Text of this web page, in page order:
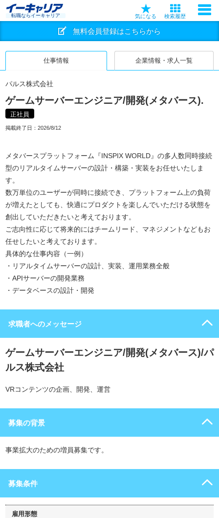
転職ならイーキャリア 気になる 検索履歴
無料会員登録はこちらから
仕事情報 企業情報・求人一覧
パルス株式会社
ゲームサーバーエンジニア/開発(メタバース).
正社員
掲載終了日： 2026/8/12
メタバースプラットフォーム『INSPIX WORLD』の多人数同時接続
型のリアルタイムサーバーの設計・構築・実装をお任せいたしま
す。
数万単位のユーザーが同時に接続でき、プラットフォーム上の負荷
が増えたとしても、快適にプロダクトを楽しんでいただける状態を
創出していただきたいと考えております。
ご志向性に応じて将来的にはチームリード、マネジメントなどもお
任せしたいと考えております。
具体的な仕事内容（一例）
・リアルタイムサーバーの設計、実装、運用業務全般
・APIサーバーの開発業務
・データベースの設計・開発
求職者へのメッセージ
ゲームサーバーエンジニア/開発(メタバース)/パ
ルス株式会社
VRコンテンツの企画、開発、運営
募集の背景
事業拡大のための増員募集です。
募集条件
雇用形態